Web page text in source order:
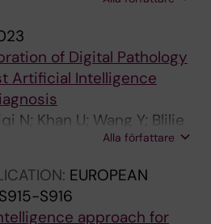
P; Braun M; Kordek R;
K; Väre P; Pedersen BG;
Rantalainen M;
B; Samaratunga H;
Egevad L; Kartasalo K;
of Digital Pathology
Artificial Intelligence
N; Khan U; Wang Y; Blilie
BG; Sørensen KD; Ulhøi
P; Eklund M; Kartasalo K
Alla författare
EUROPEAN
S916
approach for